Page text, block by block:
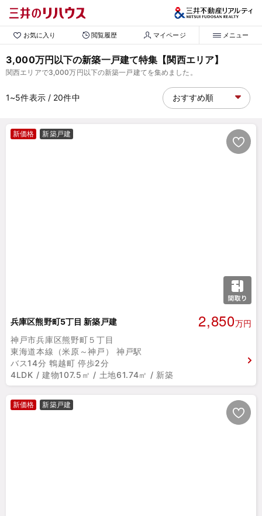
お気に入り 閲覧履歴 マイページ メニュー
3,000万円以下の新築一戸建て特集【関西エリア】
関西エリアで3,000万円以下の新築一戸建てを集めました。
1~5件表示/ 20件中
新価格 新築戸建
兵庫区熊野町5丁目 新築戸建 2,850万円
神戸市兵庫区熊野町５丁目
東海道本線（米原～神戸） 神戸駅
バス14分 鵯越町 停歩2分
4LDK / 建物107.5㎡ / 土地61.74㎡ / 新築
新価格 新築戸建